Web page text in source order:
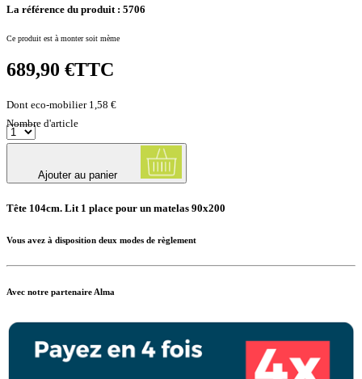
La référence du produit : 5706
Ce produit est à monter soit mème
689,90 €TTC
Dont eco-mobilier 1,58 €
Nombre d'article
Ajouter au panier
Tête 104cm. Lit 1 place pour un matelas 90x200
Vous avez à disposition deux modes de règlement
Avec notre partenaire Alma